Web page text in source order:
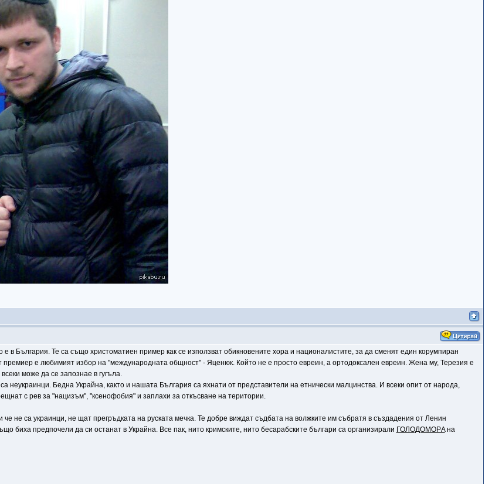
е в България. Те са също христоматиен пример как се използват обикновените хора и националистите, за да сменят един корумпиран
премиер е любимият избор на "международната общност" - Яценюк. Който не е просто евреин, а ортодоксален евреин. Жена му, Терезия е
може да се запознае в гугъла.
неукраинци. Бедна Украйна, както и нашата България са яхнати от представители на етнически малцинства. И всеки опит от народа,
с рев за "нацизъм", "ксенофобия" и заплахи за откъсване на територии.
че не са украинци, не щат прегръдката на руската мечка. Те добре виждат съдбата на волжките им събратя в създадения от Ленин
биха предпочели да си останат в Украйна. Все пак, нито кримските, нито бесарабските българи са организирали ГОЛОДОМОРAна